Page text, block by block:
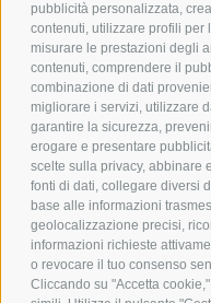
pubblicità personalizzata,
contenuti, utilizzare profili
misurare le prestazioni degli
contenuti, comprendere il
combinazione di dati
migliorare i servizi, utilizzare
garantire la sicurezza,
erogare e presentare
scelte sulla privacy, abbinare
fonti di dati, collegare diversi
base alle informazioni
geolocalizzazione precisi,
informazioni richieste
o revocare il tuo consenso
Cliccando su "Accetta